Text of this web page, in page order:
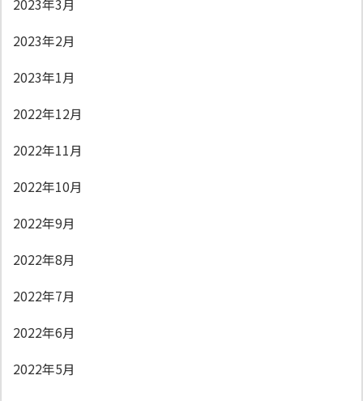
2023年3月
2023年2月
2023年1月
2022年12月
2022年11月
2022年10月
2022年9月
2022年8月
2022年7月
2022年6月
2022年5月